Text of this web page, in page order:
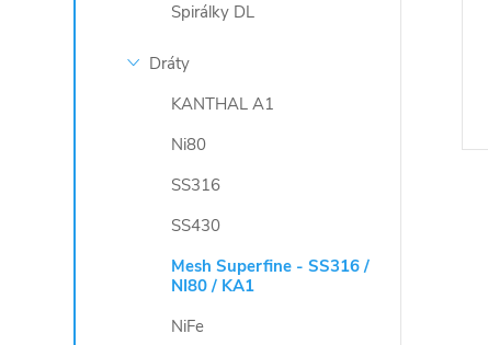
Spirálky DL
Dráty
KANTHAL A1
Ni80
SS316
SS430
Mesh Superfine - SS316 /
NI80 / KA1
NiFe